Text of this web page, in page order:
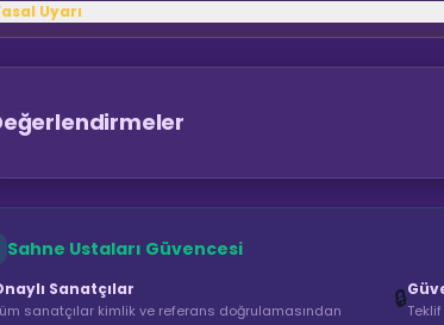
Uyarı
Sahne Ustaları Güvencesi
Sanatçılar
sanatçılar kimlik ve referans doğrulamasından
🔒